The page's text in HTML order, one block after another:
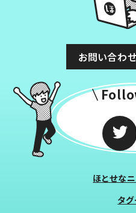
お問い合わ
ほとせな
タ